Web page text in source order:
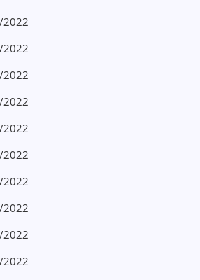
2022
2022
2022
2022
2022
2022
2022
2022
2022
2022